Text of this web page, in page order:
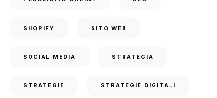
SHOPIFY SITO WEB
SOCIAL MEDIA STRATEGIA
STRATEGIE STRATEGIE DIGITALI